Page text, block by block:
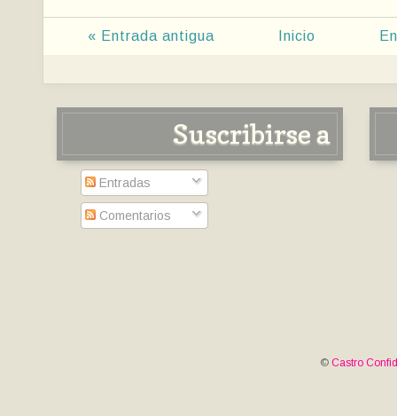
« Entrada antigua Inicio
Suscribirse a
Entradas
Comentarios
© Castro